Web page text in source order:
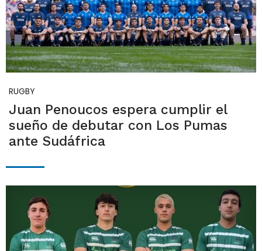
RUGBY
Juan Penoucos espera cumplir el
sueño de debutar con Los Pumas
ante Sudáfrica